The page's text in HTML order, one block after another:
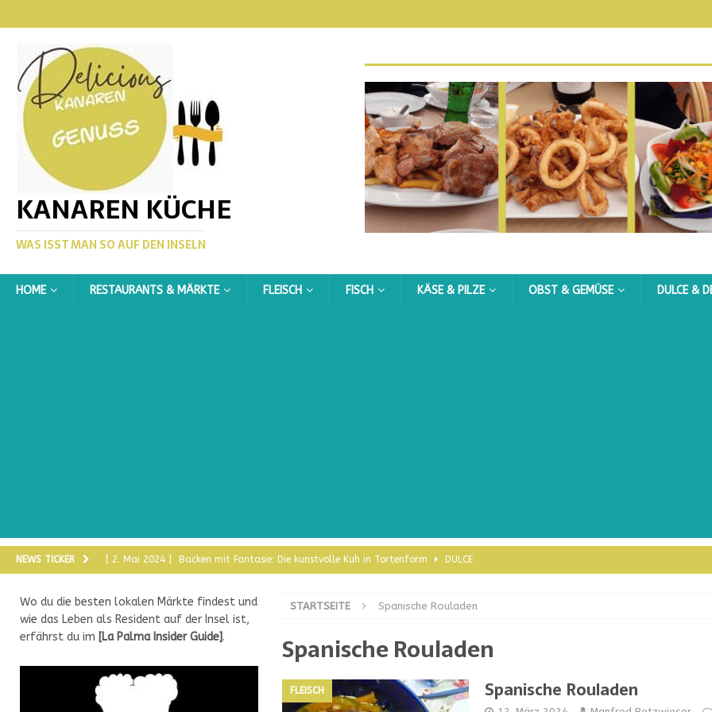
KANAREN KÜCHE
WAS ISST MAN SO AUF DEN INSELN
HOME RESTAURANTS & MÄRKTE FLEISCH FISCH KÄSE & PILZE OBST & GEMÜSE DULCE &
NEWS TICKER [ 2. Mai 2024 ] Backen mit Fantasie: Die kunstvolle Kuh in Tortenform DULCE
[ 3. April 2024 ] Lammhaxe Pierna de Cordero al Horno FLEISCH
[ 17. März 2024 ] Chipirones fritos rebozados MEERESFRÜCHTE
[ 12. März 2024 ] Spanische Rouladen
[ 31. Januar 2025 ] Sauerteig auf den Kanaren: Ein Comeback der Tradition INTERNATIONAL
STARTSEITE Spanische Rouladen
Spanische Rouladen
FLEISCH Spanische Rouladen
Wo du die besten lokalen Märkte findest und
wie das Leben als Resident auf der Insel ist,
erfährst du im [La Palma Insider Guide].